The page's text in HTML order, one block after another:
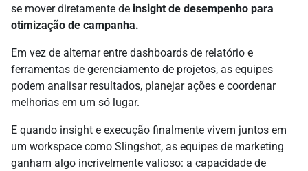
se mover diretamente de insight de desempenho para
otimização de campanha.
Em vez de alternar entre dashboards de relatório e
ferramentas de gerenciamento de projetos, as equipes
podem analisar resultados, planejar ações e coordenar
melhorias em um só lugar.
E quando insight e execução finalmente vivem juntos em
um workspace como Slingshot, as equipes de marketing
ganham algo incrivelmente valioso: a capacidade de